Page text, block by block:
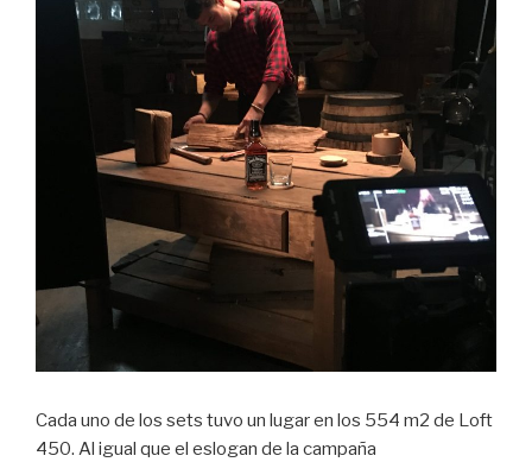
Cada uno de los sets tuvo un lugar en los 554 m2 de Loft
450. Al igual que el eslogan de la campaña